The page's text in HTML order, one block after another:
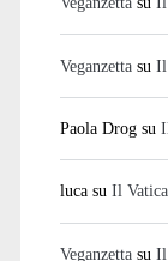
Veganzettasu Il
Paola Drogsu
lucasu Il
Veganzettasu Il